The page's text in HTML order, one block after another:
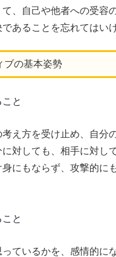
て、自己や他者への受容
あることを忘れてはい
ブの基本姿勢
と
え方を受け止め、自分
に対しても、相手に対し
身にもならず、攻撃的に
と
ているかを、感情的に